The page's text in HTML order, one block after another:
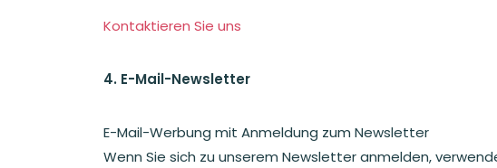
Kontaktieren Sie uns
4. E-Mail-Newsletter
E-Mail-Werbung mit Anmeldung zum Newsletter
Wenn Sie sich zu unserem Newsletter anmelden,